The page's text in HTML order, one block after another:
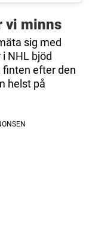
vi minns
sig med
NHL bjöd
finten efter den
helst på